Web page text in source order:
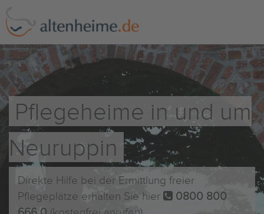
Pflegeheime in und um
Neuruppin
Direkte Hilfe bei der Ermittlung freier
Pflegeplätze erhalten Sie hier
0800 800